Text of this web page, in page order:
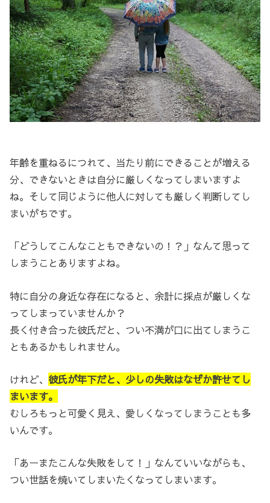
年齢を重ねるにつれて、当たり前にできることが増える
分、できないときは自分に厳しくなってしまいますよ
ね。そして同じように他人に対しても厳しく判断してし
まいがちです。
「どうしてこんなこともできないの！？」なんて思って
しまうことありますよね。
特に自分の身近な存在になると、余計に採点が厳しくな
ってしまっていませんか？
長く付き合った彼氏だと、つい不満が口に出てしまうこ
ともあるかもしれません。
けれど、彼氏が年下だと、少しの失敗はなぜか許せてし
まいます。
むしろもっと可愛く見え、愛しくなってしまうことも多
いんです。
「あーまたこんな失敗をして！」なんていいながらも、
つい世話を焼いてしまいたくなってしまいます。